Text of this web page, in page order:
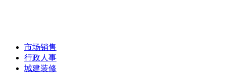
市场销售
行政人事
城建装修